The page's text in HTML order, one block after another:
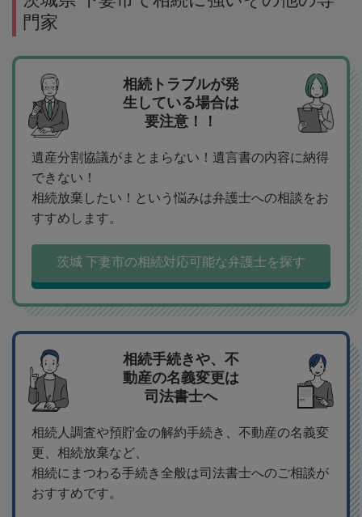
門家
相続トラブルが発
生している場合は
要注意！！
遺産分割協議がまとまらない！遺言書の内容に納得
できない！
相続放棄したい！という悩みは弁護士への相談をお
すすめします。
茨城 下妻市の相続対応可能な弁護士を探す
相続手続きや、不
動産の名義変更は
司法書士へ
相続人調査や預貯金の解約手続き、不動産の名義変
更、相続放棄など、
相続にまつわる手続き全般は司法書士へのご相談が
おすすめです。